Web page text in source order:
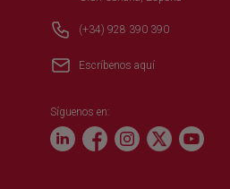
(+34) 928 390 390
Escríbenos aquí
Síguenos en: